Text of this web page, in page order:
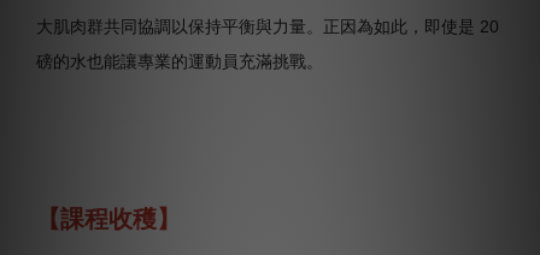
大肌肉群共同協調以保持平衡與力量。正因為如此，即使是 20
磅的水也能讓專業的運動員充滿挑戰。
【課程收穫】